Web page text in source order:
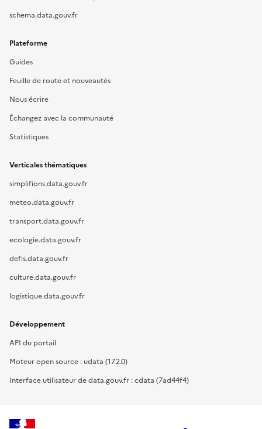
schema.data.gouv.fr
Plateforme
Guides
Feuille de route et nouveautés
Nous écrire
Échangez avec la communauté
Statistiques
Verticales thématiques
simplifions.data.gouv.fr
meteo.data.gouv.fr
transport.data.gouv.fr
ecologie.data.gouv.fr
defis.data.gouv.fr
culture.data.gouv.fr
logistique.data.gouv.fr
Développement
API du portail
Moteur open source : udata (17.2.0)
Interface utilisateur de data.gouv.fr : cdata (7ad44f4)